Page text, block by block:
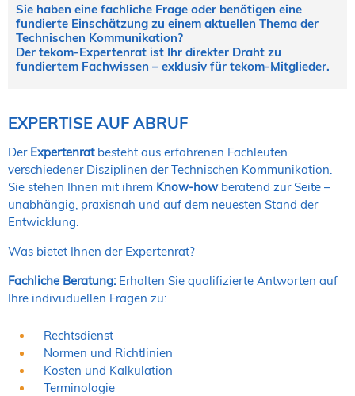
Stellenangebote
Stellengesuche
Dienstleister
Regionalgruppen
Sie haben eine fachliche Frage oder benötigen eine
fundierte Einschätzung zu einem aktuellen Thema der
Technischen Kommunikation?
Der tekom-Expertenrat ist Ihr direkter Draht zu
fundiertem Fachwissen – exklusiv für tekom-Mitglieder.
EXPERTISE AUF ABRUF
DerExpertenratbesteht aus erfahrenen Fachleuten
verschiedener Disziplinen der Technischen Kommunikation.
Sie stehen Ihnen mit ihrem Know-how beratend zur Seite –
unabhängig, praxisnah und auf dem neuesten Stand der
Entwicklung.
Was bietet Ihnen der Expertenrat?
Fachliche Beratung:Erhalten Sie qualifizierte Antworten auf
Ihre indivuduellen Fragen zu:
Rechtsdienst
Normen und Richtlinien
Kosten und Kalkulation
Terminologie